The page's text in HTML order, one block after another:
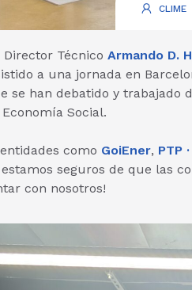
CLIME
Técnico Armando D.
a una jornada en
se han debatido y trabajado
Social.
como GoiEner, PTP
seguros de que las
con nosotros!